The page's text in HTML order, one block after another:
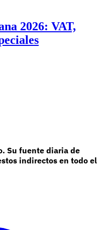
2026: VAT,
Su fuente diaria de
indirectos en todo el